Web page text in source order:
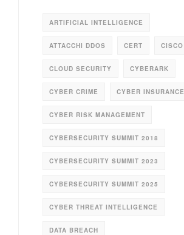
ARTIFICIAL INTELLIGENCE
ATTACCHI DDOS CERT CISCO
CLOUD SECURITY CYBERARK
CYBER CRIME CYBER INSURANCE
CYBER RISK MANAGEMENT
CYBERSECURITY SUMMIT 2018
CYBERSECURITY SUMMIT 2023
CYBERSECURITY SUMMIT 2025
CYBER THREAT INTELLIGENCE
DATA BREACH